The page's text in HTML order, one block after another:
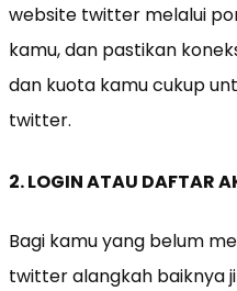
website twitter melalui
kamu, dan pastikan
dan kuota kamu cukup
twitter.
2. LOGIN ATAU DAFTAR
Bagi kamu yang belum
twitter alangkah baiknya